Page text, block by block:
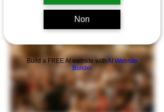
Non
Build a FREE AI website with AI Website
Builder